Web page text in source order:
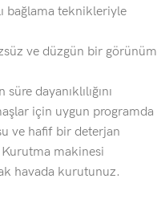
bağlama teknikleriyle
ve düzgün bir görünüm
süre dayanıklılığını
için uygun programda
ve hafif bir deterjan
makinesi
havada kurutunuz.